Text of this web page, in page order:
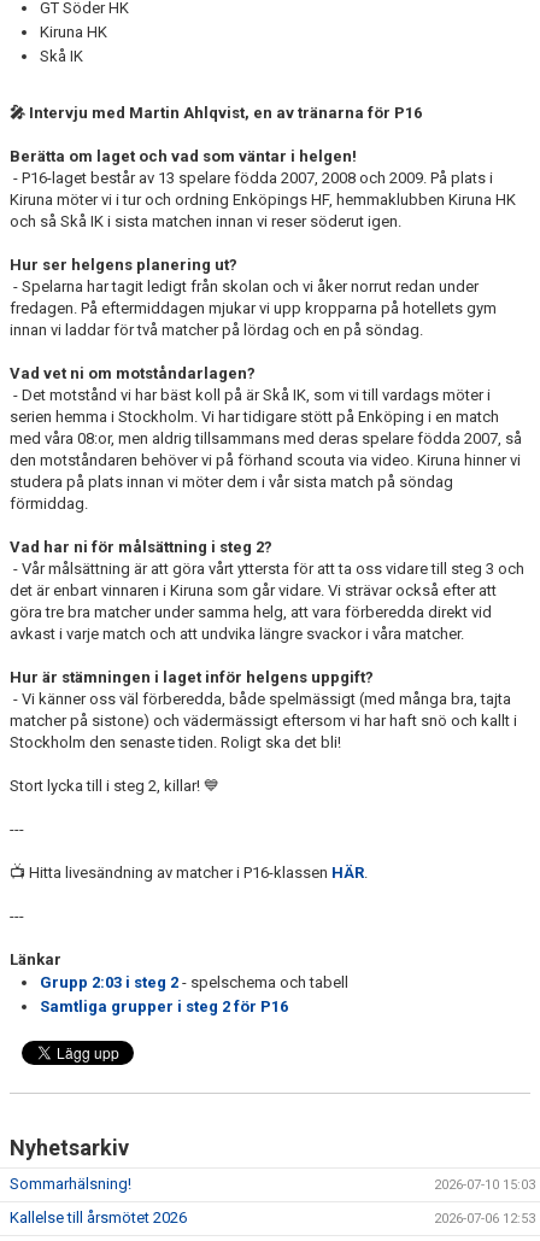
GT Söder HK
Kiruna HK
Skå IK
🎤 Intervju med Martin Ahlqvist, en av tränarna för P16
Berätta om laget och vad som väntar i helgen!
- P16-laget består av 13 spelare födda 2007, 2008 och 2009. På plats i
Kiruna möter vi i tur och ordning Enköpings HF, hemmaklubben Kiruna HK
och så Skå IK i sista matchen innan vi reser söderut igen.
Hur ser helgens planering ut?
- Spelarna har tagit ledigt från skolan och vi åker norrut redan under
fredagen. På eftermiddagen mjukar vi upp kropparna på hotellets gym
innan vi laddar för två matcher på lördag och en på söndag.
Vad vet ni om motståndarlagen?
- Det motstånd vi har bäst koll på är Skå IK, som vi till vardags möter i
serien hemma i Stockholm. Vi har tidigare stött på Enköping i en match
med våra 08:or, men aldrig tillsammans med deras spelare födda 2007, så
den motståndaren behöver vi på förhand scouta via video. Kiruna hinner vi
studera på plats innan vi möter dem i vår sista match på söndag
förmiddag.
Vad har ni för målsättning i steg 2?
- Vår målsättning är att göra vårt yttersta för att ta oss vidare till steg 3 och
det är enbart vinnaren i Kiruna som går vidare. Vi strävar också efter att
göra tre bra matcher under samma helg, att vara förberedda direkt vid
avkast i varje match och att undvika längre svackor i våra matcher.
Hur är stämningen i laget inför helgens uppgift?
- Vi känner oss väl förberedda, både spelmässigt (med många bra, tajta
matcher på sistone) och vädermässigt eftersom vi har haft snö och kallt i
Stockholm den senaste tiden. Roligt ska det bli!
Stort lycka till i steg 2, killar! 💙
---
📺 Hitta livesändning av matcher i P16-klassen HÄR.
---
Länkar
Grupp 2:03 i steg 2 - spelschema och tabell
Samtliga grupper i steg 2 för P16
Nyhetsarkiv
Sommarhälsning! 2026-07-10 15:03
Kallelse till årsmötet 2026 2026-07-06 12:53